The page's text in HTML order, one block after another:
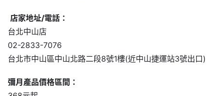
店家地址/電話：
台北中山店
02-2833-7076
台北市中山區中山北路二段8號1樓(近中山捷運站3號出口)
彌月產品價格區間：